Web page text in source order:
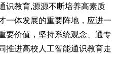
识教育,源源不断培养高素质
一体发展的重要阵地，应进一
要价值，坚持系统观念、通专
推进高校人工智能通识教育走